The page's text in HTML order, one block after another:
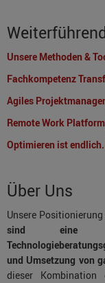
Unsere Methoden &
Fachkompetenz
Agiles
Remote Work
Optimieren ist
Über Uns
Unsere
sind eine
und Umsetzung von
dieser Kombination